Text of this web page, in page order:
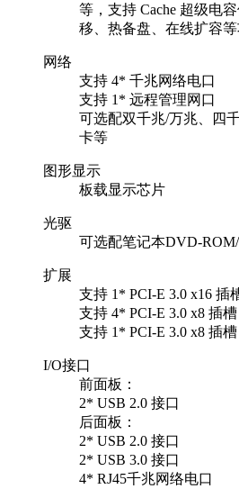
等，支持 Cache 超级
移、热备盘、在线扩容
网络
支持 4* 千兆网络电口
支持 1* 远程管理网口
可选配双千兆/万兆、
卡等
图形显示
板载显示芯片
光驱
可选配笔记本DVD-
扩展
支持 1* PCI-E 3.0 x16 插
支持 4* PCI-E 3.0 x8 插
支持 1* PCI-E 3.0 x8 插
I/O接口
前面板：
2* USB 2.0 接口
后面板：
2* USB 2.0 接口
2* USB 3.0 接口
4* RJ45千兆网络电口